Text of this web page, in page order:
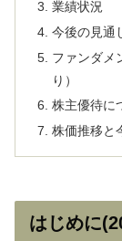
業績状況
今後の見通
ファンダメ
り）
株主優待に
株価推移と
はじめに